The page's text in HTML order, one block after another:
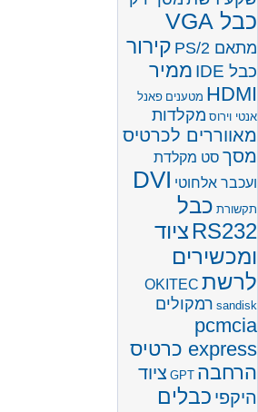
כבל VGA
מתאם PS/2 קירור
כבל IDE
ממיר
HDMI מטענים פאנל
אנטי וירוס מקלדות
מאווררים לכרטיס
מסך סט מקלדת
ועכבר אלחוטי DVI
תקשורת כבל
RS232 ציוד
ומכשירים
לרשת OKITEC
sandisk רמקולים
pcmcia
express כרטיס
הרחבה GPT ציוד
היקפי כבלים